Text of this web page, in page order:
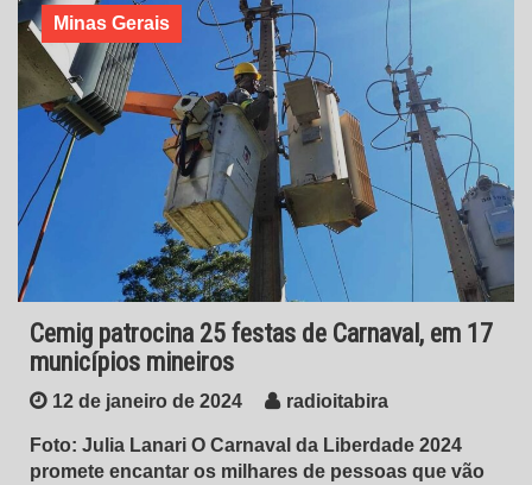
Minas Gerais
Cemig patrocina 25 festas de Carnaval, em 17
municípios mineiros
12 de janeiro de 2024 radioitabira
Foto: Julia Lanari O Carnaval da Liberdade 2024
promete encantar os milhares de pessoas que vão